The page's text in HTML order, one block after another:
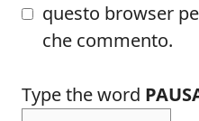
questo browser
che commento.
Type the word